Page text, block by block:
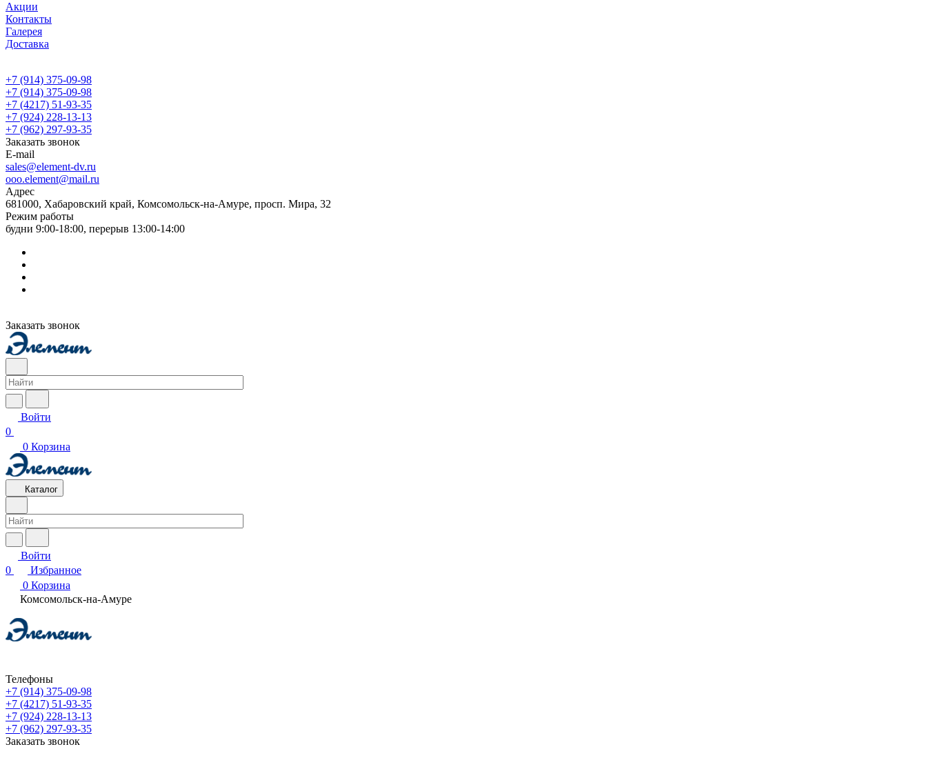
Акции
Контакты
Галерея
Доставка
+7 (914) 375-09-98
+7 (914) 375-09-98
+7 (4217) 51-93-35
+7 (924) 228-13-13
+7 (962) 297-93-35
Заказать звонок
E-mail
sales@element-dv.ru
ooo.element@mail.ru
Адрес
681000, Хабаровский край, Комсомольск-на-Амуре, просп. Мира, 32
Режим работы
будни 9:00-18:00, перерыв 13:00-14:00
Заказать звонок
Войти
0
0 Корзина
Каталог
Войти
0
Избранное
0 Корзина
Комсомольск-на-Амуре
Телефоны
+7 (914) 375-09-98
+7 (4217) 51-93-35
+7 (924) 228-13-13
+7 (962) 297-93-35
Заказать звонок